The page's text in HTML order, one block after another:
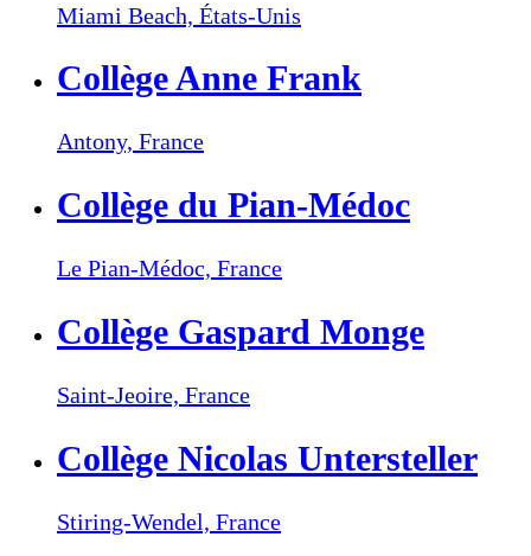
Miami Beach, États-Unis
Collège Anne Frank
Antony, France
Collège du Pian-Médoc
Le Pian-Médoc, France
Collège Gaspard Monge
Saint-Jeoire, France
Collège Nicolas Untersteller
Stiring-Wendel, France